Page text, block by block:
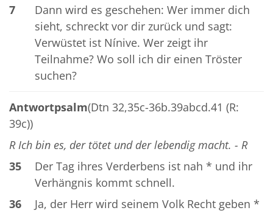
7
Dann wird es geschehen: Wer immer dich
sieht, schreckt vor dir zurück und sagt:
Verwüstet ist Nínive. Wer zeigt ihr
Teilnahme? Wo soll ich dir einen Tröster
suchen?
Antwortpsalm(Dtn 32,35c-36b.39abcd.41 (R:
39c))
R Ich bin es, der tötet und der lebendig macht. - R
35
Der Tag ihres Verderbens ist nah * und ihr
Verhängnis kommt schnell.
36
Ja, der Herr wird seinem Volk Recht geben *